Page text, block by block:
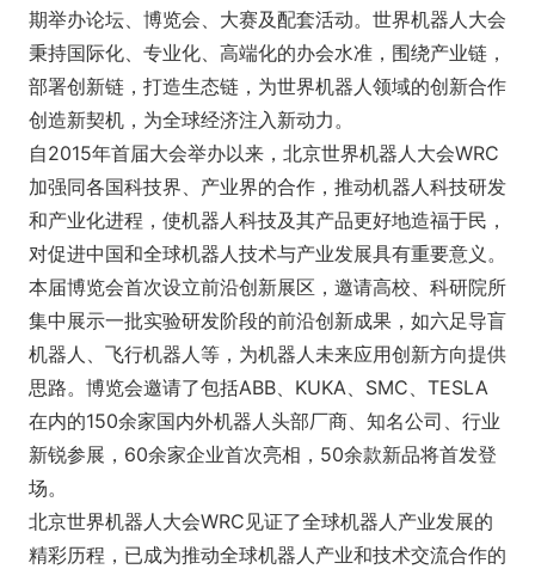
期举办论坛、博览会、大赛及配套活动。世界机器人大会
秉持国际化、专业化、高端化的办会水准，围绕产业链，
部署创新链，打造生态链，为世界机器人领域的创新合作
创造新契机，为全球经济注入新动力。
自2015年首届大会举办以来，北京世界机器人大会WRC
加强同各国科技界、产业界的合作，推动机器人科技研发
和产业化进程，使机器人科技及其产品更好地造福于民，
对促进中国和全球机器人技术与产业发展具有重要意义。
本届博览会首次设立前沿创新展区，邀请高校、科研院所
集中展示一批实验研发阶段的前沿创新成果，如六足导盲
机器人、飞行机器人等，为机器人未来应用创新方向提供
思路。博览会邀请了包括ABB、KUKA、SMC、TESLA
在内的150余家国内外机器人头部厂商、知名公司、行业
新锐参展，60余家企业首次亮相，50余款新品将首发登
场。
北京世界机器人大会WRC见证了全球机器人产业发展的
精彩历程，已成为推动全球机器人产业和技术交流合作的